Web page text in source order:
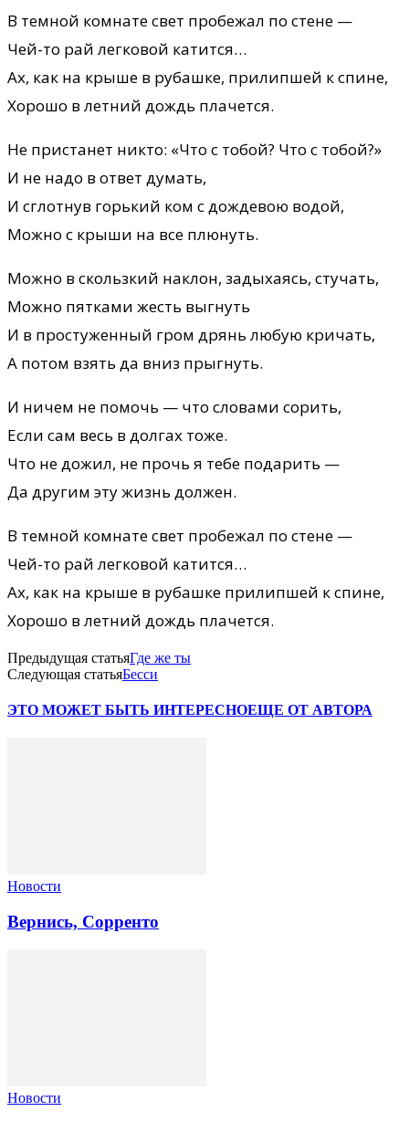
В темной комнате свет пробежал по стене —
Чей-то рай легковой катится…
Ах, как на крыше в рубашке, прилипшей к спине,
Хорошо в летний дождь плачется.
Не пристанет никто: «Что с тобой? Что с тобой?»
И не надо в ответ думать,
И сглотнув горький ком с дождевою водой,
Можно с крыши на все плюнуть.
Можно в скользкий наклон, задыхаясь, стучать,
Можно пятками жесть выгнуть
И в простуженный гром дрянь любую кричать,
А потом взять да вниз прыгнуть.
И ничем не помочь — что словами сорить,
Если сам весь в долгах тоже.
Что не дожил, не прочь я тебе подарить —
Да другим эту жизнь должен.
В темной комнате свет пробежал по стене —
Чей-то рай легковой катится…
Ах, как на крыше в рубашке прилипшей к спине,
Хорошо в летний дождь плачется.
Предыдущая статьяГде же ты
Следующая статьяБесси
ЭТО МОЖЕТ БЫТЬ ИНТЕРЕСНОЕЩЕ ОТ АВТОРА
Новости
Вернись, Сорренто
Новости